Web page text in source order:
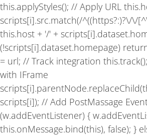
this.applyStyles(); // Apply URL
scripts[i].src.match(/^((https?:)?\/\/
this.host + '/' +
(!scripts[i].dataset.homepage)
= url; // Track integration
with IFrame
scripts[i]); // Add PostMassage
(w.addEventListener) {
this.onMessage.bind(this), false); }